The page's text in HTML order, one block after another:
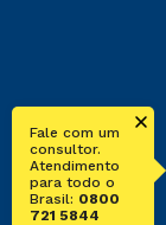
Fale com um
consultor.
Atendimento
para todo o
Brasil: 0800
721 5844